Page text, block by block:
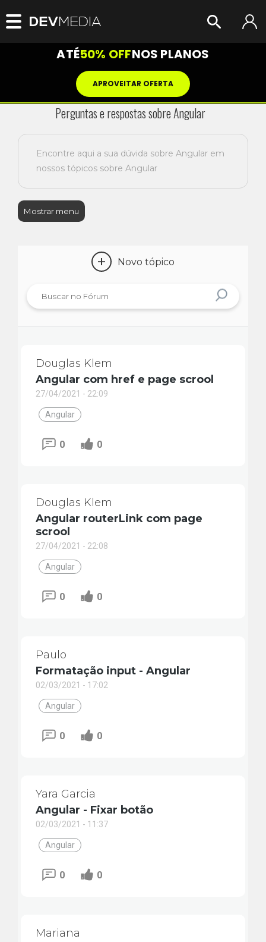
ATÉ50% OFFNOS PLANOS
APROVEITAR OFERTA
Perguntas e respostas sobre Angular
Encontre aqui a sua dúvida sobre Angular em
nossos tópicos sobre Angular
Mostrar menu
+ Novo tópico
Douglas Klem
Angular com href e page scrool
27/04/2021 - 22:09
Angular
0 0
Douglas Klem
Angular routerLink com page
scrool
27/04/2021 - 22:08
Angular
0 0
Paulo
Formatação input - Angular
02/03/2021 - 17:02
Angular
0 0
Yara Garcia
Angular - Fixar botão
02/03/2021 - 11:37
Angular
0 0
Mariana